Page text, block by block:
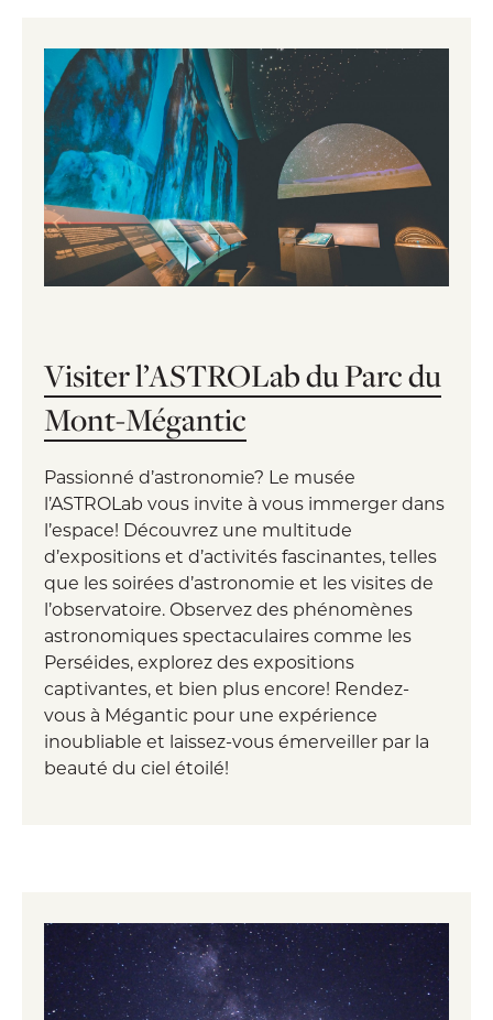
Visiter l’ASTROLab du Parc du
Mont-Mégantic
Passionné d’astronomie? Le musée
l’ASTROLab vous invite à vous immerger dans
l’espace! Découvrez une multitude
d’expositions et d’activités fascinantes, telles
que les soirées d’astronomie et les visites de
l’observatoire. Observez des phénomènes
astronomiques spectaculaires comme les
Perséides, explorez des expositions
captivantes, et bien plus encore! Rendez-
vous à Mégantic pour une expérience
inoubliable et laissez-vous émerveiller par la
beauté du ciel étoilé!